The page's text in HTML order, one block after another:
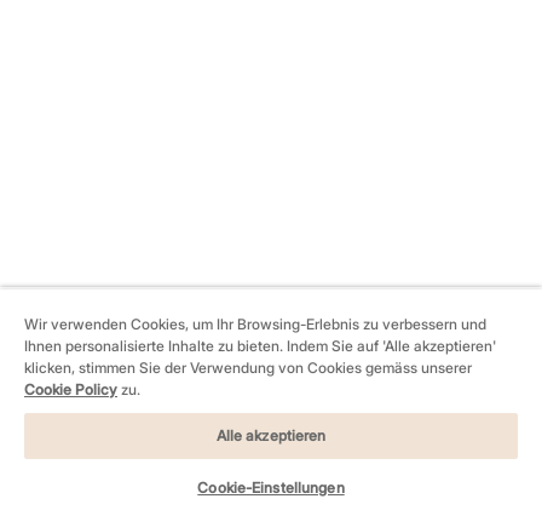
Wir verwenden Cookies, um Ihr Browsing-Erlebnis zu verbessern und
Ihnen personalisierte Inhalte zu bieten. Indem Sie auf 'Alle akzeptieren'
klicken, stimmen Sie der Verwendung von Cookies gemäss unserer
Cookie Policy zu.
Alle akzeptieren
Cookie-Einstellungen